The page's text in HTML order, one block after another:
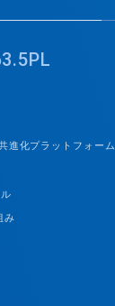
3.5PL
進化プラットフォーム
み